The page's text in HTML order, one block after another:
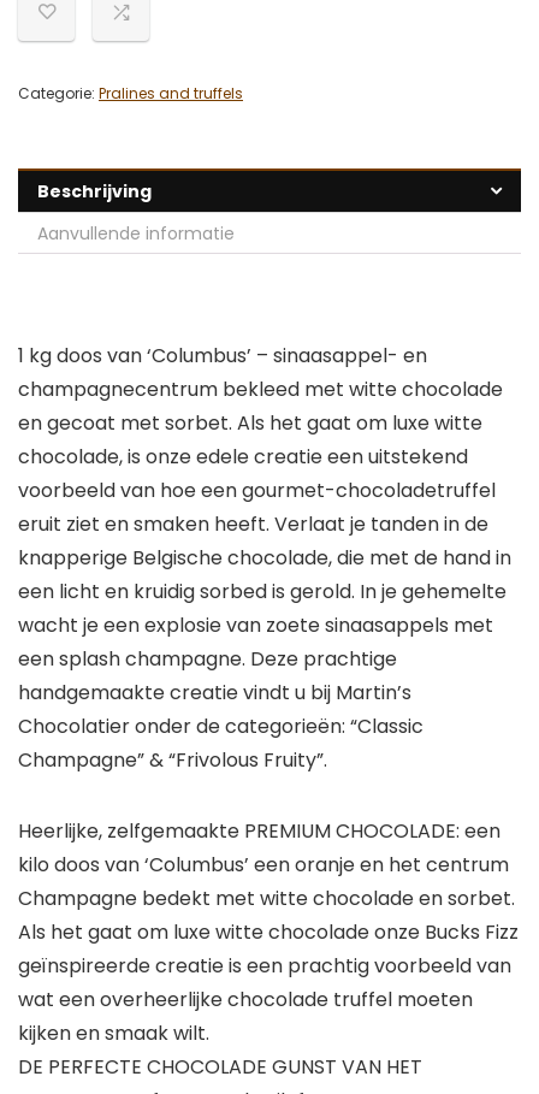
Categorie: Pralines and truffels
Beschrijving
Aanvullende informatie
1 kg doos van ‘Columbus’ – sinaasappel- en
champagnecentrum bekleed met witte chocolade
en gecoat met sorbet. Als het gaat om luxe witte
chocolade, is onze edele creatie een uitstekend
voorbeeld van hoe een gourmet-chocoladetruffel
eruit ziet en smaken heeft. Verlaat je tanden in de
knapperige Belgische chocolade, die met de hand in
een licht en kruidig sorbed is gerold. In je gehemelte
wacht je een explosie van zoete sinaasappels met
een splash champagne. Deze prachtige
handgemaakte creatie vindt u bij Martin’s
Chocolatier onder de categorieën: “Classic
Champagne” & “Frivolous Fruity”.
Heerlijke, zelfgemaakte PREMIUM CHOCOLADE: een
kilo doos van ‘Columbus’ een oranje en het centrum
Champagne bedekt met witte chocolade en sorbet.
Als het gaat om luxe witte chocolade onze Bucks Fizz
geïnspireerde creatie is een prachtig voorbeeld van
wat een overheerlijke chocolade truffel moeten
kijken en smaak wilt.
DE PERFECTE CHOCOLADE GUNST VAN HET